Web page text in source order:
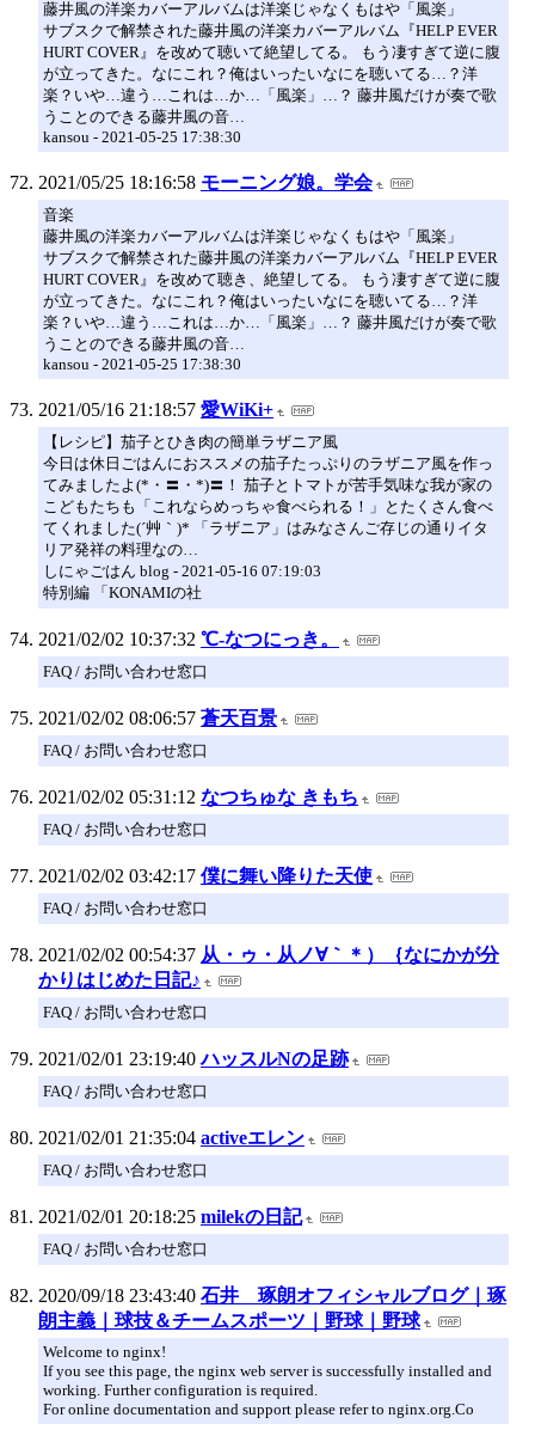
藤井風の洋楽カバーアルバムは洋楽じゃなくもはや「風楽」
サブスクで解禁された藤井風の洋楽カバーアルバム『HELP EVER
HURT COVER』を改めて聴いて絶望してる。 もう凄すぎて逆に腹
が立ってきた。なにこれ？俺はいったいなにを聴いてる…？洋
楽？いや…違う…これは…か…「風楽」…？ 藤井風だけが奏で歌
うことのできる藤井風の音…
kansou - 2021-05-25 17:38:30
2021/05/25 18:16:58 モーニング娘。学会
音楽
藤井風の洋楽カバーアルバムは洋楽じゃなくもはや「風楽」
サブスクで解禁された藤井風の洋楽カバーアルバム『HELP EVER
HURT COVER』を改めて聴き、絶望してる。 もう凄すぎて逆に腹
が立ってきた。なにこれ？俺はいったいなにを聴いてる…？洋
楽？いや…違う…これは…か…「風楽」…？ 藤井風だけが奏で歌
うことのできる藤井風の音…
kansou - 2021-05-25 17:38:30
2021/05/16 21:18:57 愛WiKi+
【レシピ】茄子とひき肉の簡単ラザニア風
今日は休日ごはんにおススメの茄子たっぷりのラザニア風を作っ
てみましたよ(*・〓・*)〓！ 茄子とトマトが苦手気味な我が家の
こどもたちも「これならめっちゃ食べられる！」とたくさん食べ
てくれました(´艸｀)* 「ラザニア」はみなさんご存じの通りイタ
リア発祥の料理なの…
しにゃごはん blog - 2021-05-16 07:19:03
特別編 「KONAMIの社
2021/02/02 10:37:32 ℃-なつにっき。
FAQ / お問い合わせ窓口
2021/02/02 08:06:57 蒼天百景
FAQ / お問い合わせ窓口
2021/02/02 05:31:12 なつちゅな きもち
FAQ / お問い合わせ窓口
2021/02/02 03:42:17 僕に舞い降りた天使
FAQ / お問い合わせ窓口
2021/02/02 00:54:37 从・ゥ・从ノ∀｀＊）｛なにかが分
かりはじめた日記♪
FAQ / お問い合わせ窓口
2021/02/01 23:19:40 ハッスルNの足跡
FAQ / お問い合わせ窓口
2021/02/01 21:35:04 activeエレン
FAQ / お問い合わせ窓口
2021/02/01 20:18:25 milekの日記
FAQ / お問い合わせ窓口
2020/09/18 23:43:40 石井 琢朗オフィシャルブログ｜琢
朗主義｜球技＆チームスポーツ｜野球｜野球
Welcome to nginx!
If you see this page, the nginx web server is successfully installed and
working. Further configuration is required.
For online documentation and support please refer to nginx.org.Co